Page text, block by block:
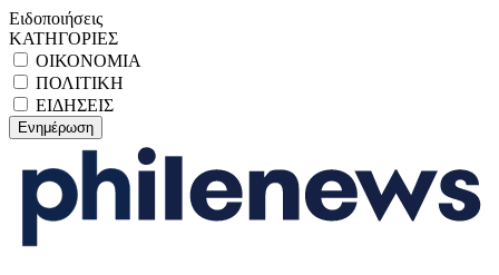
Ειδοποιήσεις
ΚΑΤΗΓΟΡΙΕΣ
ΟΙΚΟΝΟΜΙΑ
ΠΟΛΙΤΙΚΗ
ΕΙΔΗΣΕΙΣ